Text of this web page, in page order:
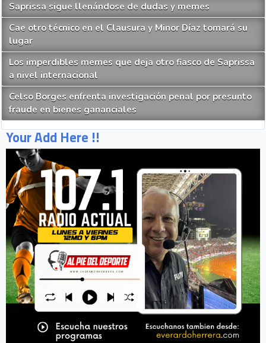
Saprissa sigue llenándose de dudas y memes
Cae otro técnico en el Clausura y Minor Díaz tomará su
lugar
Los imperdibles memes que deja otro fiasco de Saprissa
a nivel internacional
Celso Borges enfrenta investigación penal por presunto
fraude en bienes gananciales
Your Add Here !!